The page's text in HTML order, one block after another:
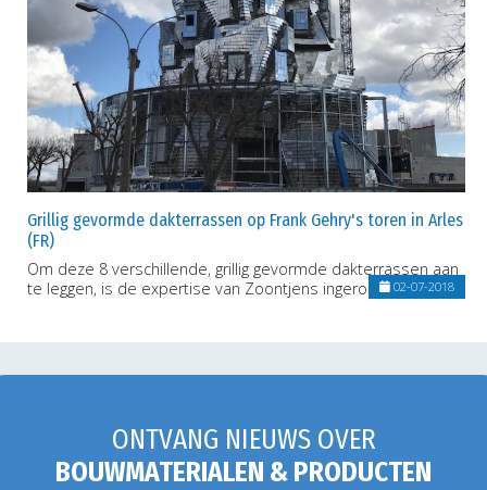
Grillig gevormde dakterrassen op Frank Gehry's toren in Arles
(FR)
Om deze 8 verschillende, grillig gevormde dakterrassen aan
te leggen, is de expertise van Zoontjens ingeroepen.02-07-2018
ONTVANG NIEUWS OVER
BOUWMATERIALEN & PRODUCTEN